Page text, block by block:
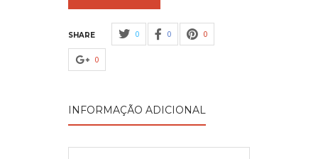
SHARE 0 0 0
0
INFORMAÇÃO ADICIONAL